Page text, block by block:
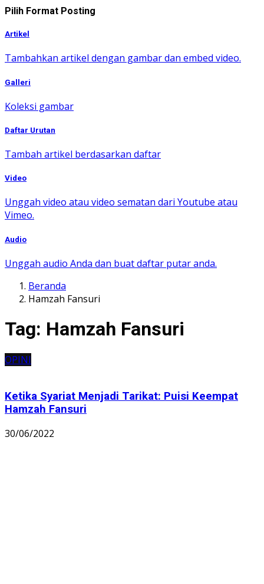
Pilih Format Posting
Artikel
Tambahkan artikel dengan gambar dan embed video.
Galleri
Koleksi gambar
Daftar Urutan
Tambah artikel berdasarkan daftar
Video
Unggah video atau video sematan dari Youtube atau
Vimeo.
Audio
Unggah audio Anda dan buat daftar putar anda.
Beranda
Hamzah Fansuri
Tag: Hamzah Fansuri
OPINI
Ketika Syariat Menjadi Tarikat: Puisi Keempat
Hamzah Fansuri
30/06/2022